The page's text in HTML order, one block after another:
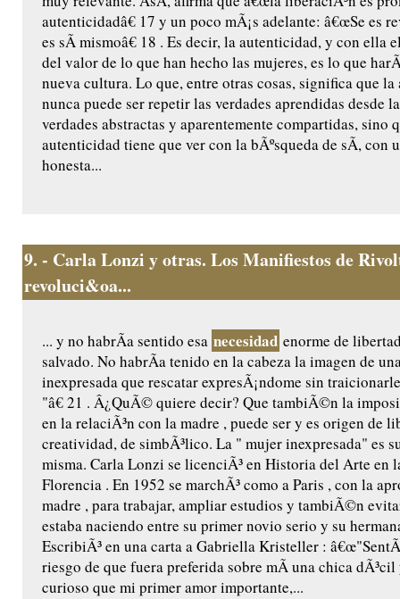
autenticidadâ€ 17 y un poco mÃ¡s adelante: â€œSe es
es sÃ­ mismoâ€ 18 . Es decir, la autenticidad, y con ella
del valor de lo que han hecho las mujeres, es lo que
nueva cultura. Lo que, entre otras cosas, significa que
nunca puede ser repetir las verdades aprendidas desde
verdades abstractas y aparentemente compartidas, sino
autenticidad tiene que ver con la bÃºsqueda de sÃ­, con
honesta...
9. - Carla Lonzi y otras. Los Manifiestos de
revoluci&oa...
... y no habrÃ­a sentido esa necesidad enorme de
salvado. No habrÃ­a tenido en la cabeza la imagen de
inexpresada que rescatar expresÃ¡ndome sin
"â€ 21 . Â¿QuÃ© quiere decir? Que tambiÃ©n la
en la relaciÃ³n con la madre , puede ser y es origen de
creatividad, de simbÃ³lico. La " mujer inexpresada" es
misma. Carla Lonzi se licenciÃ³ en Historia del Arte en
Florencia . En 1952 se marchÃ³ como a Paris , con la
madre , para trabajar, ampliar estudios y tambiÃ©n
estaba naciendo entre su primer novio serio y su
EscribiÃ³ en una carta a Gabriella Kristeller :
riesgo de que fuera preferida sobre mÃ­ una chica
curioso que mi primer amor importante,...